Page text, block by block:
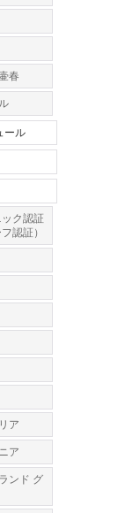
春
ール
ク認証
認証）
ア
ア
ンド グ